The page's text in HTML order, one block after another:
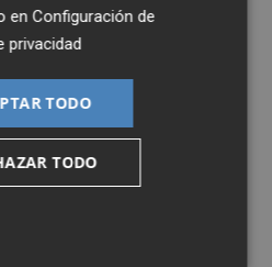
enConfiguración de
privacidad
TODO
TODO